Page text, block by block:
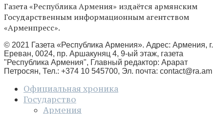
Газета «Республика Армения» издаётся армянским
Государственным информационным агентством
«Арменпресс».
© 2021 Газета «Республика Армения». Адрес: Армения, г.
Ереван, 0024, пр. Аршакуняц 4, 9-ый этаж, газета
"Республика Армения", Главный редактор: Арарат
Петросян, Тел.: +374 10 545700, Эл. почта: contact@ra.am
Официальная хроника
Государство
Армения